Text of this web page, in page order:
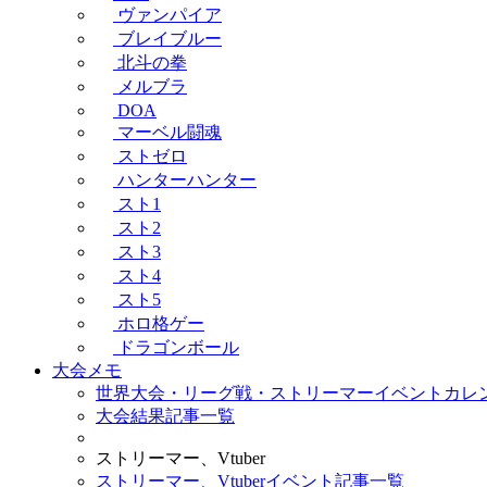
ヴァンパイア
ブレイブルー
北斗の拳
メルブラ
DOA
マーベル闘魂
ストゼロ
ハンターハンター
スト1
スト2
スト3
スト4
スト5
ホロ格ゲー
ドラゴンボール
大会メモ
世界大会・リーグ戦・ストリーマーイベントカレ
大会結果記事一覧
ストリーマー、Vtuber
ストリーマー、Vtuberイベント記事一覧